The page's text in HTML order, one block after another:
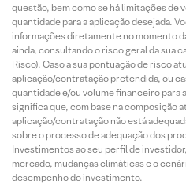
questão, bem como se há limitações de
quantidade para a aplicação desejada.
informações diretamente no momento
ainda, consultando o risco geral da sua
Risco). Caso a sua pontuação de risco
aplicação/contratação pretendida, ou
quantidade e/ou volume financeiro
significa que, com base na composição
aplicação/contratação não está
sobre o processo de adequação dos
Investimentos ao seu perfil de
mercado, mudanças climáticas e o
desempenho do investimento.